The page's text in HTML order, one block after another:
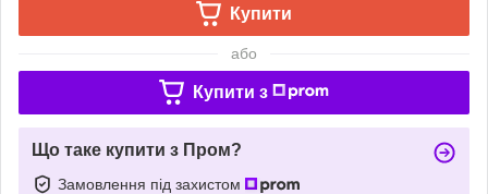
Купити
або
Купити з
Що таке купити з Пром?
Замовлення під захистом